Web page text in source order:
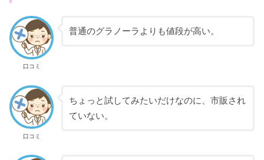
口コミ
普通のグラノーラよりも値段が高い。
口コミ
ちょっと試してみたいだけなのに、市販され
ていない。